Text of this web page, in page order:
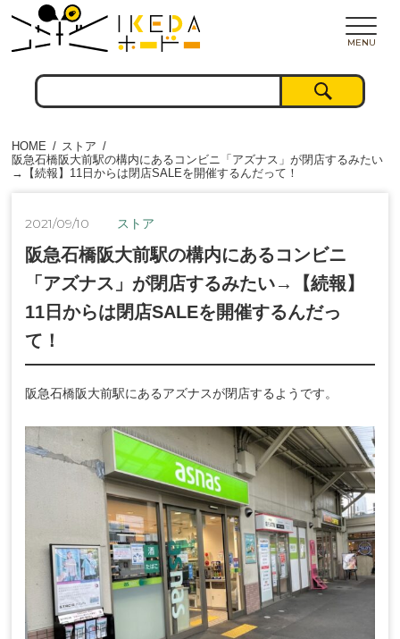
MENU
HOME
ストア
阪急石橋阪大前駅の構内にあるコンビニ「アズナス」が閉店するみたい
→【続報】11日からは閉店SALEを開催するんだって！
2021/09/10 ストア
阪急石橋阪大前駅の構内にあるコンビニ
「アズナス」が閉店するみたい→【続報】
11日からは閉店SALEを開催するんだっ
て！
阪急石橋阪大前駅にあるアズナスが閉店するようです。